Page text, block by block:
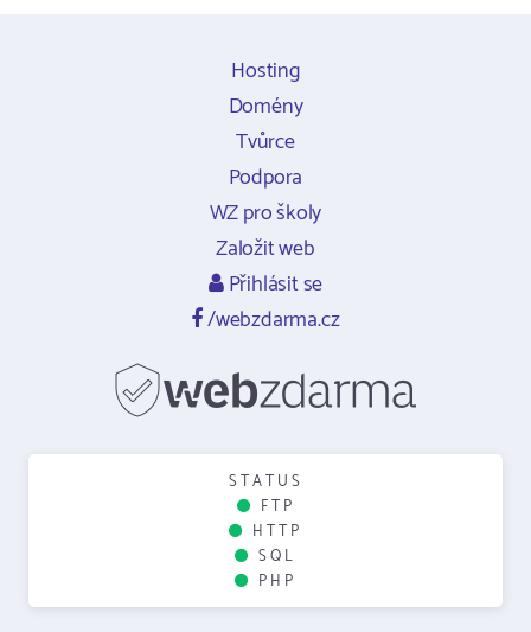
Hosting
Domény
Tvůrce
Podpora
WZ pro školy
Založit web
Přihlásit se
/webzdarma.cz
STATUS
FTP
HTTP
SQL
PHP